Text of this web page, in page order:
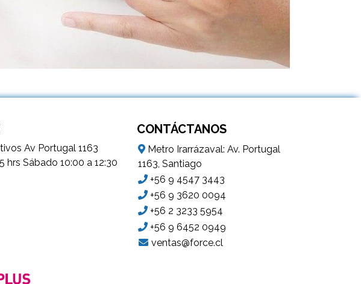
Av Portugal 1163
hrs Sábado 10:00 a 12:30
CONTÁCTANOS
Metro Irarrázaval: Av. Portugal
1163, Santiago
+56 9 4547 3443
+56 9 3620 0094
+56 2 3233 5954
+56 9 6452 0949
ventas@force.cl